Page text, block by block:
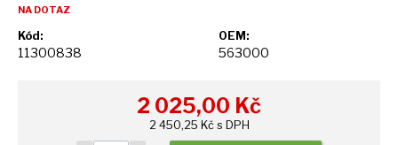
NA DOTAZ
Kód:
11300838
OEM:
563000
2 025,00 Kč
2 450,25 Kč s DPH